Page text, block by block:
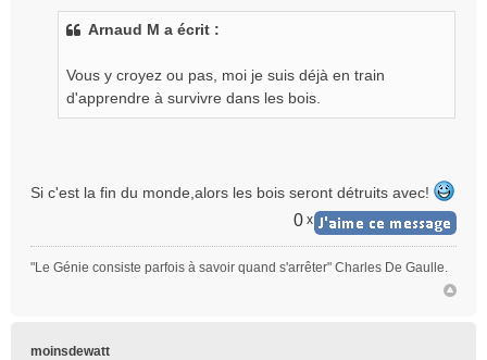
u
Arnaud M a écrit :
Vous y croyez ou pas, moi je suis déjà en train
d'apprendre à survivre dans les bois.
Si c'est la fin du monde,alors les bois seront détruits avec!
0 x
"Le Génie consiste parfois à savoir quand s'arrêter" Charles De Gaulle.
moinsdewatt